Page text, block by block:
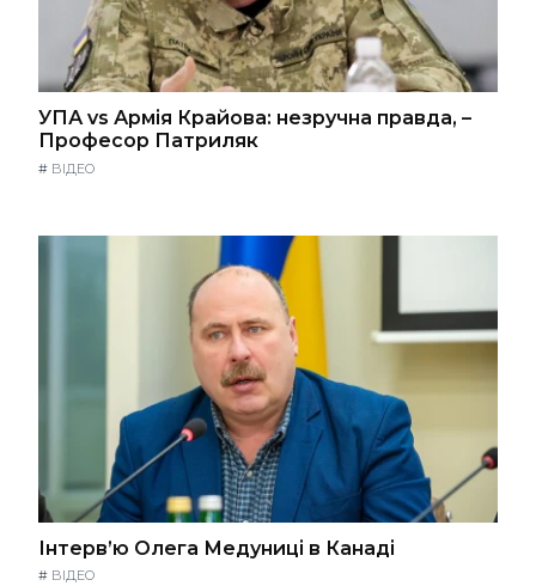
УПА vs Армія Крайова: незручна правда, –
Професор Патриляк
# ВІДЕО
Інтерв’ю Олега Медуниці в Канаді
# ВІДЕО